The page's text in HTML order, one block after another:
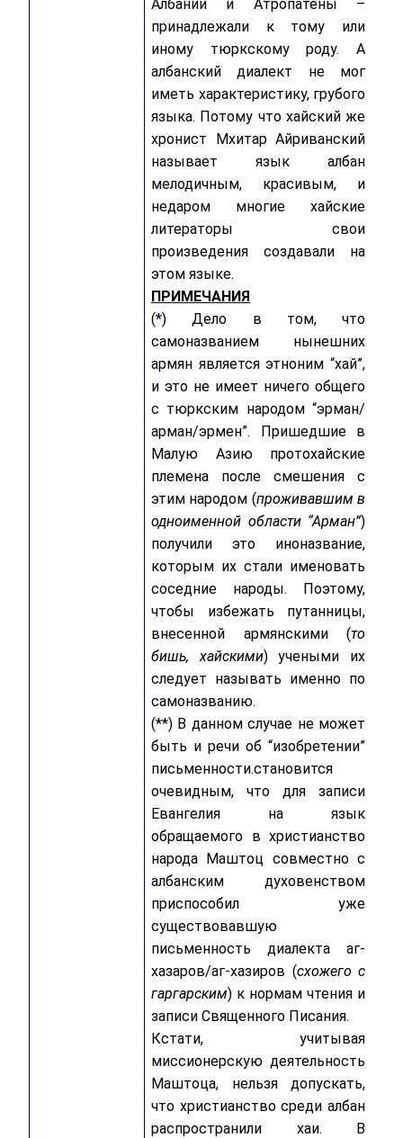
Албании и Атропатены –
принадлежали к тому или
иному тюркскому роду. А
албанский диалект не мог
иметь характеристику, грубого
языка. Потому что хайский же
хронист Мхитар Айриванский
называет язык албан
мелодичным, красивым, и
недаром многие хайские
литераторы свои
произведения создавали на
этом языке.
ПРИМЕЧАНИЯ
(*) Дело в том, что
самоназванием нынешних
армян является этноним “хай”,
и это не имеет ничего общего
с тюркским народом “эрман/
арман/эрмен”. Пришедшие в
Малую Азию протохайские
племена после смешения с
этим народом (проживавшим в
одноименной области “Арман”)
получили это иноназвание,
которым их стали именовать
соседние народы. Поэтому,
чтобы избежать путанницы,
внесенной армянскими (то
бишь, хайскими) учеными их
следует называть именно по
самоназванию.
(**) В данном случае не может
быть и речи об “изобретении”
письменности.становится
очевидным, что для записи
Евангелия на язык
обращаемого в христианство
народа Маштоц совместно с
албанским духовенством
приспособил уже
существовавшую
письменность диалекта аг-
хазаров/аг-хазиров (схожего с
гаргарским) к нормам чтения и
записи Священного Писания.
Кстати, учитывая
миссионерскую деятельность
Маштоца, нельзя допускать,
что христианство среди албан
распространили хаи. В